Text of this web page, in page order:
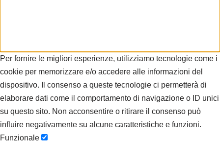
Per fornire le migliori esperienze, utilizziamo tecnologie come i
cookie per memorizzare e/o accedere alle informazioni del
dispositivo. Il consenso a queste tecnologie ci permetterà di
elaborare dati come il comportamento di navigazione o ID unici
su questo sito. Non acconsentire o ritirare il consenso può
influire negativamente su alcune caratteristiche e funzioni.
Funzionale